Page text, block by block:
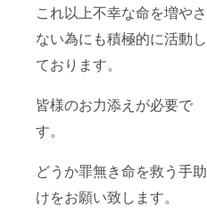
これ以上不幸な命を増やさ
ない為にも積極的に活動し
ております。
皆様のお力添えが必要で
す。
どうか罪無き命を救う手助
けをお願い致します。